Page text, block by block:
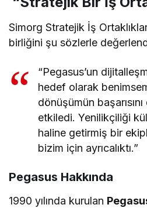
Simorg Stratejik İş
birliğini şu sözlerle
“Pegasus’un
hedef olarak
dönüşümün
etkiledi. Yenilikçiliği
haline getirmiş bir
bizim için ayrıcalıktı.”
Pegasus Hakkında
1990 yılında kurulan